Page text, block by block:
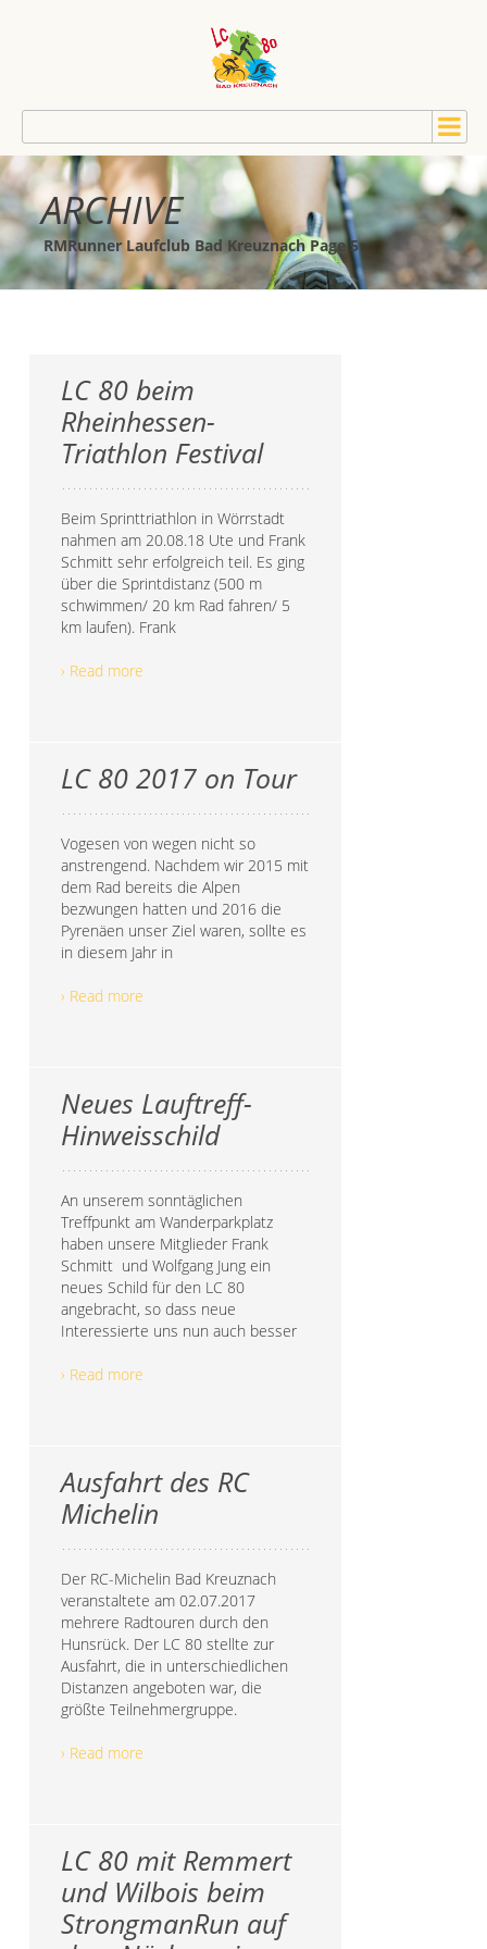
ARCHIVE
RMRunner Laufclub Bad Kreuznach Page 5
LC 80 beim
Rheinhessen-
Triathlon Festival
Beim Sprinttriathlon in Wörrstadt
nahmen am 20.08.18 Ute und Frank
Schmitt sehr erfolgreich teil. Es ging
über die Sprintdistanz (500 m
schwimmen/ 20 km Rad fahren/ 5
km laufen). Frank
› Read more
LC 80 2017 on Tour
Vogesen von wegen nicht so
anstrengend. Nachdem wir 2015 mit
dem Rad bereits die Alpen
bezwungen hatten und 2016 die
Pyrenäen unser Ziel waren, sollte es
in diesem Jahr in
› Read more
Neues Lauftreff-
Hinweisschild
An unserem sonntäglichen
Treffpunkt am Wanderparkplatz
haben unsere Mitglieder Frank
Schmitt und Wolfgang Jung ein
neues Schild für den LC 80
angebracht, so dass neue
Interessierte uns nun auch besser
› Read more
Ausfahrt des RC
Michelin
Der RC-Michelin Bad Kreuznach
veranstaltete am 02.07.2017
mehrere Radtouren durch den
Hunsrück. Der LC 80 stellte zur
Ausfahrt, die in unterschiedlichen
Distanzen angeboten war, die
größte Teilnehmergruppe.
› Read more
LC 80 mit Remmert
und Wilbois beim
StrongmanRun auf